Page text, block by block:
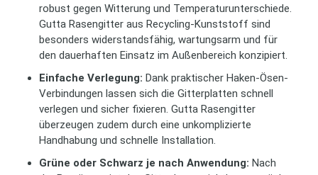
robust gegen Witterung und Temperaturunterschiede.
Gutta Rasengitter aus Recycling-Kunststoff sind
besonders widerstandsfähig, wartungsarm und für
den dauerhaften Einsatz im Außenbereich konzipiert.
Einfache Verlegung: Dank praktischer Haken-Ösen-
Verbindungen lassen sich die Gitterplatten schnell
verlegen und sicher fixieren. Gutta Rasengitter
überzeugen zudem durch eine unkomplizierte
Handhabung und schnelle Installation.
Grüne oder Schwarz je nach Anwendung: Nach